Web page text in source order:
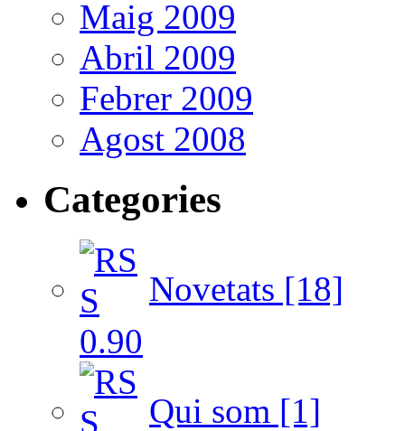
Maig 2009
Abril 2009
Febrer 2009
Agost 2008
Categories
Novetats [18]
Qui som [1]